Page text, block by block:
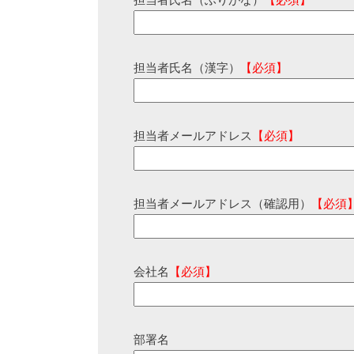
担当者氏名（漢字） 【必須】
担当者メールアドレス 【必須】
担当者メールアドレス（確認用） 【必須
会社名 【必須】
部署名